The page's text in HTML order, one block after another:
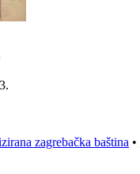
zagrebačka baština •